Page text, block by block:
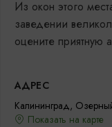
Из окон этого
заведении
оцените приятную
АДРЕС
Калининград,
Показать на карте